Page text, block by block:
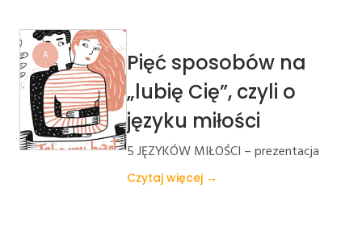
A
Pięć sposobów na
„lubię Cię”, czyli o
języku miłości
5 JĘZYKÓW MIŁOŚCI – prezentacja
Czytaj więcej →